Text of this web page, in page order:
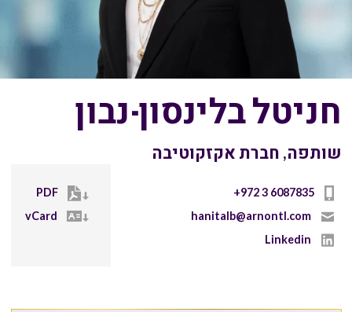
חניטל בלינסון-נבון
שותפה, חברת אקזקוטיבה
+972 3 6087835
hanitalb@arnontl.com
Linkedin
PDF
vCard